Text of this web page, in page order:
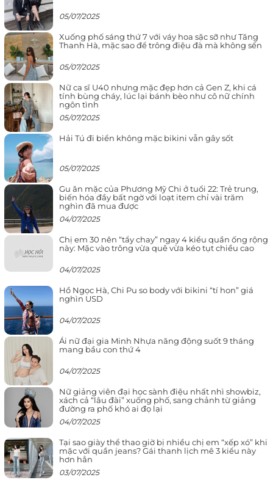
05/07/2025
Xuống phố sáng thứ 7 với váy hoa sặc sỡ như Tăng
Thanh Hà, mặc sao để trông điệu đà mà không sến
05/07/2025
Nữ ca sĩ U40 nhưng mặc đẹp hơn cả Gen Z, khi cá
tính bùng cháy, lúc lại bánh bèo như cô nữ chính
ngôn tình
05/07/2025
Hải Tú đi biển không mặc bikini vẫn gây sốt
05/07/2025
Gu ăn mặc của Phương Mỹ Chi ở tuổi 22: Trẻ trung,
biến hóa đầy bất ngờ với loạt item chỉ vài trăm
nghìn đã mua được
04/07/2025
Chị em 30 nên “tẩy chay” ngay 4 kiểu quần ống rộng
này: Mặc vào trông vừa quê vừa kéo tụt chiều cao
04/07/2025
Hồ Ngọc Hà, Chi Pu so body với bikini “tí hon” giá
nghìn USD
04/07/2025
Ái nữ đại gia Minh Nhựa năng động suốt 9 tháng
mang bầu con thứ 4
04/07/2025
Nữ giảng viên đại học sành điệu nhất nhì showbiz,
xách cả “lâu đài” xuống phố, sang chảnh từ giảng
đường ra phố khó ai đọ lại
04/07/2025
Tại sao giày thể thao giờ bị nhiều chị em “xếp xó” khi
mặc với quần jeans? Gái thanh lịch mê 3 kiểu này
hơn hẳn
03/07/2025